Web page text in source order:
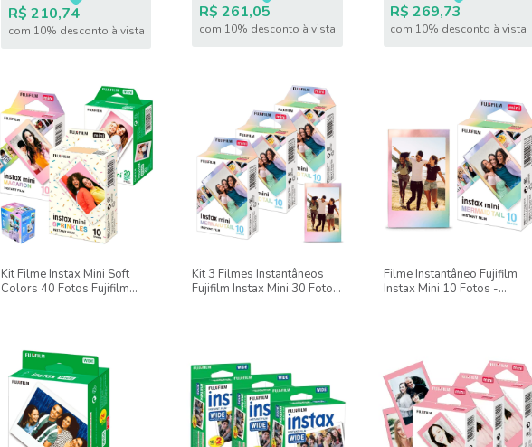
R$ 210,74
com 10% desconto à vista
R$ 261,05
com 10% desconto à vista
R$ 269,73
com 10% desconto à vista
Kit Filme Instax Mini Soft
Colors 40 Fotos Fujifilm
Kit 3 Filmes Instantâneos
Fujifilm Instax Mini 30 Fotos
Filme Instantâneo Fujifilm
Instax Mini 10 Fotos -